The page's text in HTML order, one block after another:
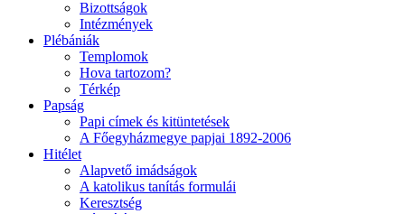
Bizottságok
Intézmények
Plébániák
Templomok
Hova tartozom?
Térkép
Papság
Papi címek és kitüntetések
A Főegyházmegye papjai 1892-2006
Hitélet
Alapvető imádságok
A katolikus tanítás formulái
Keresztség